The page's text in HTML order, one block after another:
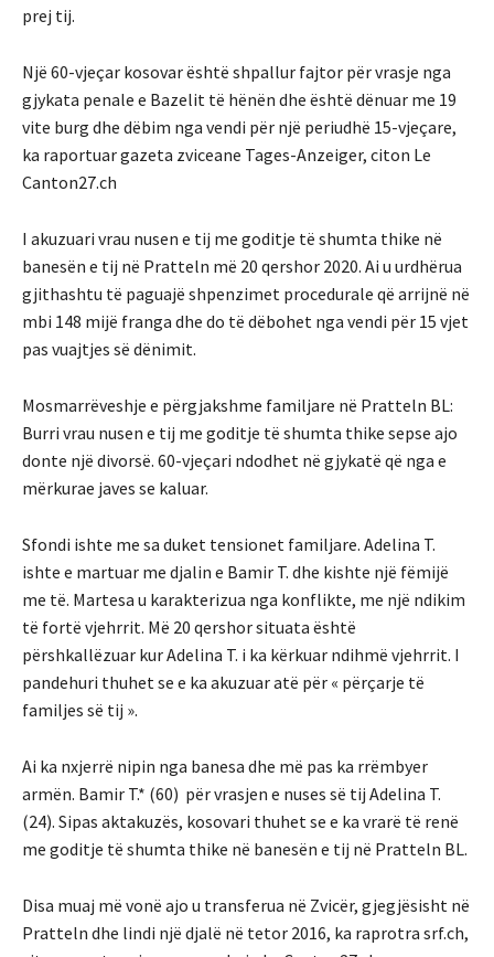
prej tij.
Një 60-vjeçar kosovar është shpallur fajtor për vrasje nga
gjykata penale e Bazelit të hënën dhe është dënuar me 19
vite burg dhe dëbim nga vendi për një periudhë 15-vjeçare,
ka raportuar gazeta zviceane Tages-Anzeiger, citon Le
Canton27.ch
I akuzuari vrau nusen e tij me goditje të shumta thike në
banesën e tij në Pratteln më 20 qershor 2020. Ai u urdhërua
gjithashtu të paguajë shpenzimet procedurale që arrijnë në
mbi 148 mijë franga dhe do të dëbohet nga vendi për 15 vjet
pas vuajtjes së dënimit.
Mosmarrëveshje e përgjakshme familjare në Pratteln BL:
Burri vrau nusen e tij me goditje të shumta thike sepse ajo
donte një divorsë. 60-vjeçari ndodhet në gjykatë që nga e
mërkurae javes se kaluar.
Sfondi ishte me sa duket tensionet familjare. Adelina T.
ishte e martuar me djalin e Bamir T. dhe kishte një fëmijë
me të. Martesa u karakterizua nga konflikte, me një ndikim
të fortë vjehrrit. Më 20 qershor situata është
përshkallëzuar kur Adelina T. i ka kërkuar ndihmë vjehrrit. I
pandehuri thuhet se e ka akuzuar atë për « përçarje të
familjes së tij ».
Ai ka nxjerrë nipin nga banesa dhe më pas ka rrëmbyer
armën. Bamir T.* (60) për vrasjen e nuses së tij Adelina T.
(24). Sipas aktakuzës, kosovari thuhet se e ka vrarë të renë
me goditje të shumta thike në banesën e tij në Pratteln BL.
Disa muaj më vonë ajo u transferua në Zvicër, gjegjësisht në
Pratteln dhe lindi një djalë në tetor 2016, ka raprotra srf.ch,